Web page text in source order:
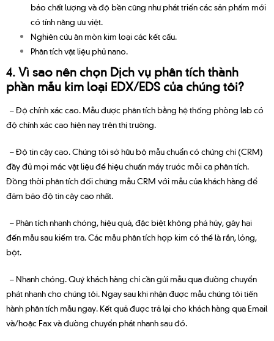
bảo chất lượng và độ bền cũng như phát triển các sản phẩm mới
có tính năng ưu việt.
Nghiên cứu ăn mòn kim loại các kết cấu.
Phân tích vật liệu phủ nano.
4. Vì sao nên chọn Dịch vụ phân tích thành
phần mẫu kim loại EDX/EDS của chúng tôi?
– Độ chính xác cao. Mẫu được phân tích bằng hệ thống phòng lab có
độ chính xác cao hiện nay trên thị trường.
– Độ tin cậy cao. Chúng tôi sở hữu bộ mẫu chuẩn có chứng chỉ (CRM)
đầy đủ mọi mác vật liệu để hiệu chuẩn máy trước mỗi ca phân tích.
Đồng thời phân tích đối chứng mẫu CRM với mẫu của khách hàng để
đảm bảo độ tin cậy cao nhất.
– Phân tích nhanh chóng, hiệu quả, đặc biệt không phá hủy, gây hại
đến mẫu sau kiểm tra. Các mẫu phân tích hợp kim có thể là rắn, lỏng,
bột.
– Nhanh chóng. Quý khách hàng chỉ cần gửi mẫu qua đường chuyển
phát nhanh cho chúng tôi. Ngay sau khi nhận được mẫu chúng tôi tiến
hành phân tích mẫu ngay. Kết quả được trả lại cho khách hàng qua Email
và/hoặc Fax và đường chuyển phát nhanh sau đó.